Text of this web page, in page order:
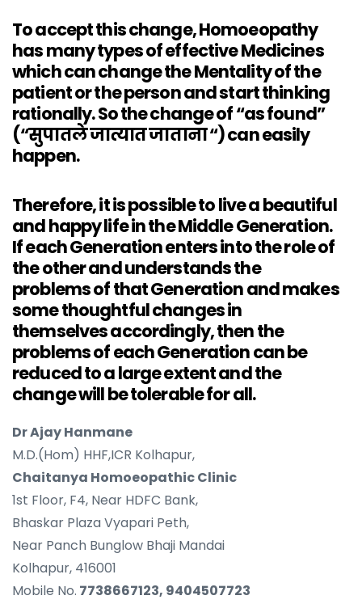
To accept this change, Homoeopathy
has many types of effective Medicines
which can change the Mentality of the
patient or the person and start thinking
rationally. So the change of “as found”
(“सुपातले जात्यात जाताना “) can easily
happen.
Therefore, it is possible to live a beautiful
and happy life in the Middle Generation.
If each Generation enters into the role of
the other and understands the
problems of that Generation and makes
some thoughtful changes in
themselves accordingly, then the
problems of each Generation can be
reduced to a large extent and the
change will be tolerable for all.
Dr Ajay Hanmane
M.D.(Hom) HHF,ICR Kolhapur,
Chaitanya Homoeopathic Clinic
1st Floor, F4, Near HDFC Bank,
Bhaskar Plaza Vyapari Peth,
Near Panch Bunglow Bhaji Mandai
Kolhapur, 416001
Mobile No. 7738667123, 9404507723